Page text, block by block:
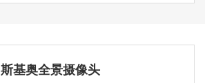
斯基奥全景摄像头